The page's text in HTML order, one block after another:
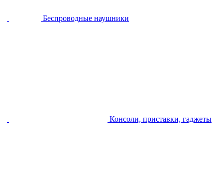
Беспроводные наушники
Консоли, приставки, гаджеты